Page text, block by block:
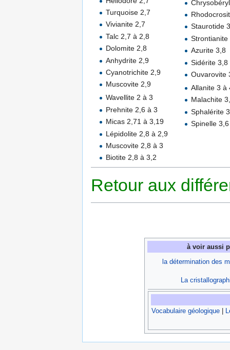
Turquoise 2,7
Vivianite 2,7
Talc 2,7 à 2,8
Dolomite 2,8
Anhydrite 2,9
Cyanotrichite 2,9
Muscovite 2,9
Wavellite 2 à 3
Prehnite 2,6 à 3
Micas 2,71 à 3,19
Lépidolite 2,8 à 2,9
Muscovite 2,8 à 3
Biotite 2,8 à 3,2
Staurotide
Strontianite
Azurite 3,8
Sidérite 3,8
Ouvarovite
Allanite 3 à
Malachite
Sphalérite
Spinelle
Retour aux
à voir aussi
la détermination des
La
Vocabulaire géologique|